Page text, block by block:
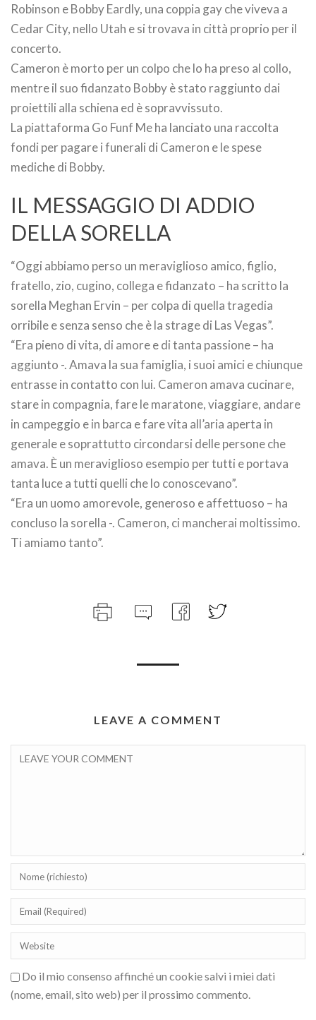
Robinson e Bobby Eardly, una coppia gay che viveva a
Cedar City, nello Utah e si trovava in città proprio per il
concerto.
Cameron è morto per un colpo che lo ha preso al collo,
mentre il suo fidanzato Bobby è stato raggiunto dai
proiettili alla schiena ed è sopravvissuto.
La piattaforma Go Funf Me ha lanciato una raccolta
fondi per pagare i funerali di Cameron e le spese
mediche di Bobby.
IL MESSAGGIO DI ADDIO
DELLA SORELLA
“Oggi abbiamo perso un meraviglioso amico, figlio,
fratello, zio, cugino, collega e fidanzato – ha scritto la
sorella Meghan Ervin – per colpa di quella tragedia
orribile e senza senso che è la strage di Las Vegas”.
“Era pieno di vita, di amore e di tanta passione – ha
aggiunto -. Amava la sua famiglia, i suoi amici e chiunque
entrasse in contatto con lui. Cameron amava cucinare,
stare in compagnia, fare le maratone, viaggiare, andare
in campeggio e in barca e fare vita all’aria aperta in
generale e soprattutto circondarsi delle persone che
amava. È un meraviglioso esempio per tutti e portava
tanta luce a tutti quelli che lo conoscevano”.
“Era un uomo amorevole, generoso e affettuoso – ha
concluso la sorella -. Cameron, ci mancherai moltissimo.
Ti amiamo tanto”.
LEAVE A COMMENT
Do il mio consenso affinché un cookie salvi i miei dati
(nome, email, sito web) per il prossimo commento.